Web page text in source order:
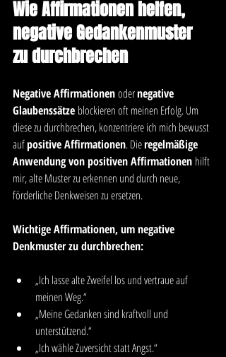
Wie Affirmationen helfen,
negative Gedankenmuster
zu durchbrechen
Negative Affirmationen oder negative
Glaubenssätze blockieren oft meinen Erfolg. Um
diese zu durchbrechen, konzentriere ich mich bewusst
auf positive Affirmationen. Die regelmäßige
Anwendung von positiven Affirmationen hilft
mir, alte Muster zu erkennen und durch neue,
förderliche Denkweisen zu ersetzen.
Wichtige Affirmationen, um negative
Denkmuster zu durchbrechen:
„Ich lasse alte Zweifel los und vertraue auf
meinen Weg.“
„Meine Gedanken sind kraftvoll und
unterstützend.“
„Ich wähle Zuversicht statt Angst.“